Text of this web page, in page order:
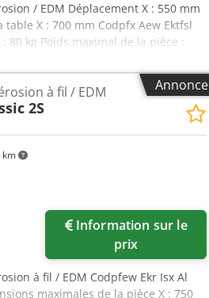
/ EDM Déplacement X : 550 mm
X : 700 mm Codpfx Aew Ektfsl
80 kg Poids maximal de la pièce :
Annonce
à fil / EDM
2S
Information sur le
prix
à fil / EDM Codpfew Ekr Isx Al
maximales de la pièce X : 750